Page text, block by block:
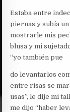
Estaba entre
piernas y subía
mostrarle mis
blusa y mi
“yo también pue
do levantarlos
entre risas se
usas”, le dije mi
me dijo “haber